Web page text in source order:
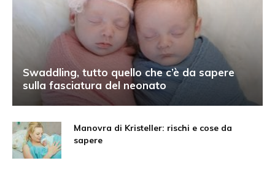
Swaddling, tutto quello che c’è da sapere
sulla fasciatura del neonato
Manovra di Kristeller: rischi e cose da
sapere